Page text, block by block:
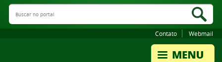
Buscar no portal
Contato Webmail